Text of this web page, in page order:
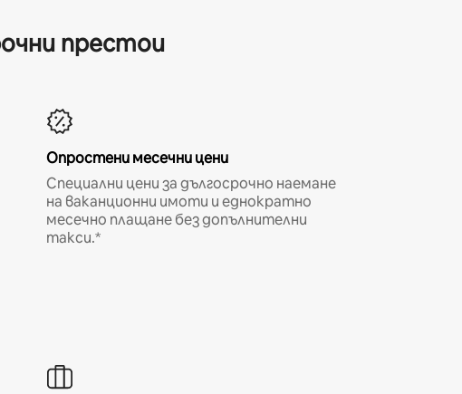
престои
Опростени месечни цени
Специални цени за дългосрочно наемане
на ваканционни имоти и еднократно
месечно плащане без допълнителни
такси.*